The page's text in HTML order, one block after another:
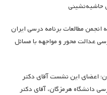
حاشیه‌نشینی
مطالعات برنامه درسی ایران
عدالت محور و مواجهه با مسائل
اعضای این نشست آقای دکتر
دانشگاه هرمزگان، آقای دکتر